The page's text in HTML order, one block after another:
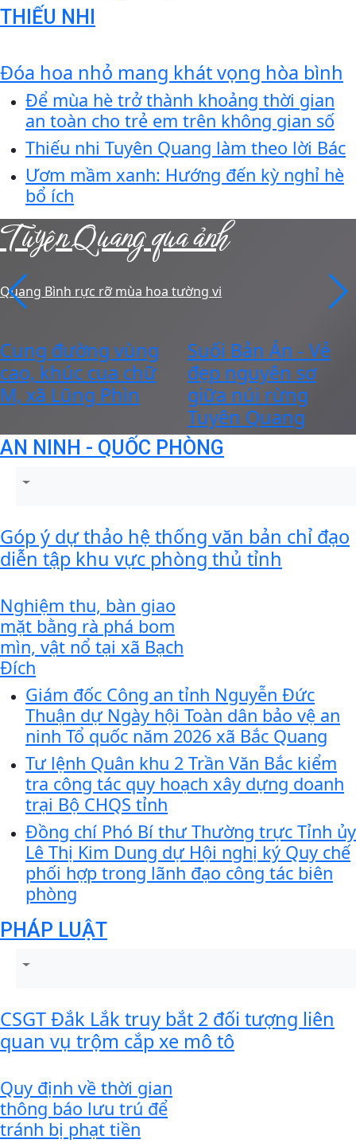
THIẾU NHI
Đóa hoa nhỏ mang khát vọng hòa bình
Để mùa hè trở thành khoảng thời gian
an toàn cho trẻ em trên không gian số
Thiếu nhi Tuyên Quang làm theo lời Bác
Ươm mầm xanh: Hướng đến kỳ nghỉ hè
bổ ích
Tuyên Quang qua ảnh
Quang Bình rực rỡ mùa hoa tường vi
Cung đường vùng
cao, khúc cua chữ
M, xã Lũng Phìn
Suối Bản Án - Vẻ
đẹp nguyên sơ
giữa núi rừng
Tuyên Quang
AN NINH - QUỐC PHÒNG
Góp ý dự thảo hệ thống văn bản chỉ đạo
diễn tập khu vực phòng thủ tỉnh
Nghiệm thu, bàn giao
mặt bằng rà phá bom
mìn, vật nổ tại xã Bạch
Đích
Giám đốc Công an tỉnh Nguyễn Đức
Thuận dự Ngày hội Toàn dân bảo vệ an
ninh Tổ quốc năm 2026 xã Bắc Quang
Tư lệnh Quân khu 2 Trần Văn Bắc kiểm
tra công tác quy hoạch xây dựng doanh
trại Bộ CHQS tỉnh
Đồng chí Phó Bí thư Thường trực Tỉnh ủy
Lê Thị Kim Dung dự Hội nghị ký Quy chế
phối hợp trong lãnh đạo công tác biên
phòng
PHÁP LUẬT
CSGT Đắk Lắk truy bắt 2 đối tượng liên
quan vụ trộm cắp xe mô tô
Quy định về thời gian
thông báo lưu trú để
tránh bị phạt tiền